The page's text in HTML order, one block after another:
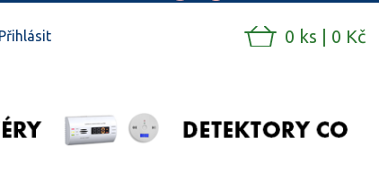
Přihlásit 0 ks | 0 Kč